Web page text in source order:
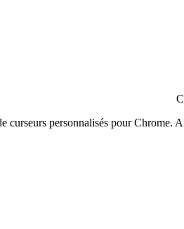
curseurs personnalisés pour Chrome.